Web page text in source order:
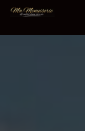
Panneau de gestion des